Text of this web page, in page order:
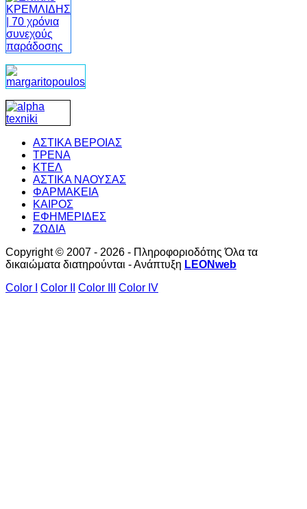
ΑΣΤΙΚΑ ΒΕΡΟΙΑΣ
ΤΡΕΝΑ
ΚΤΕΛ
ΑΣΤΙΚΑ ΝΑΟΥΣΑΣ
ΦΑΡΜΑΚΕΙΑ
ΚΑΙΡΟΣ
ΕΦΗΜΕΡΙΔΕΣ
ΖΩΔΙΑ
Copyright © 2007 - 2026 - Πληροφοριοδότης Όλα τα
δικαιώματα διατηρούνται - Ανάπτυξη LEONweb
Color I
Color II Color III Color IV